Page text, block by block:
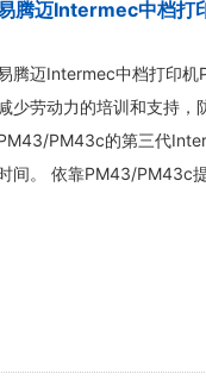
腾迈Intermec中档打
腾迈Intermec中档打印机
少劳动力的培训和支持，
PM43c的第三代
间。 依靠PM43/PM43c